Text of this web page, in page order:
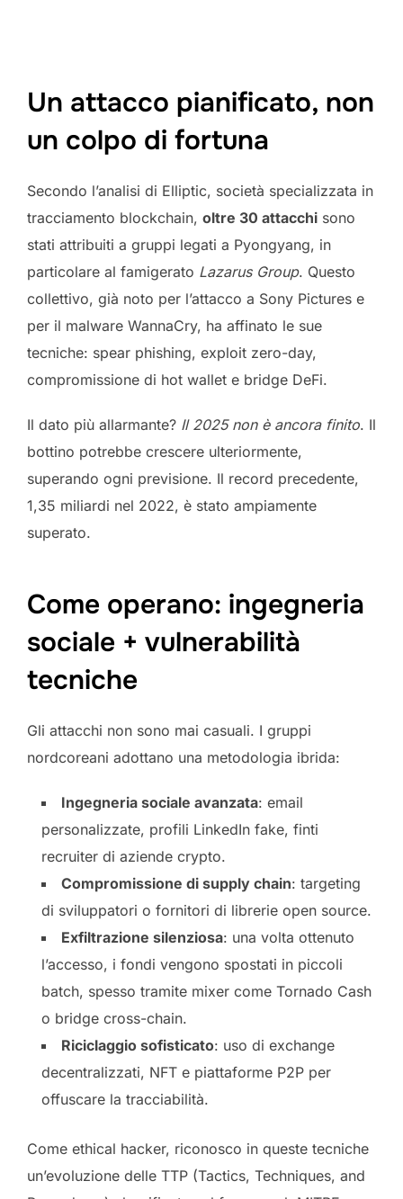
Un attacco pianificato, non
un colpo di fortuna
Secondo l’analisi di Elliptic, società specializzata in
tracciamento blockchain, oltre 30 attacchi sono
stati attribuiti a gruppi legati a Pyongyang, in
particolare al famigerato Lazarus Group. Questo
collettivo, già noto per l’attacco a Sony Pictures e
per il malware WannaCry, ha affinato le sue
tecniche: spear phishing, exploit zero-day,
compromissione di hot wallet e bridge DeFi.
Il dato più allarmante? Il 2025 non è ancora finito. Il
bottino potrebbe crescere ulteriormente,
superando ogni previsione. Il record precedente,
1,35 miliardi nel 2022, è stato ampiamente
superato.
Come operano: ingegneria
sociale + vulnerabilità
tecniche
Gli attacchi non sono mai casuali. I gruppi
nordcoreani adottano una metodologia ibrida:
Ingegneria sociale avanzata: email
personalizzate, profili LinkedIn fake, finti
recruiter di aziende crypto.
Compromissione di supply chain: targeting
di sviluppatori o fornitori di librerie open source.
Exfiltrazione silenziosa: una volta ottenuto
l’accesso, i fondi vengono spostati in piccoli
batch, spesso tramite mixer come Tornado Cash
o bridge cross-chain.
Riciclaggio sofisticato: uso di exchange
decentralizzati, NFT e piattaforme P2P per
offuscare la tracciabilità.
Come ethical hacker, riconosco in queste tecniche
un’evoluzione delle TTP (Tactics, Techniques, and